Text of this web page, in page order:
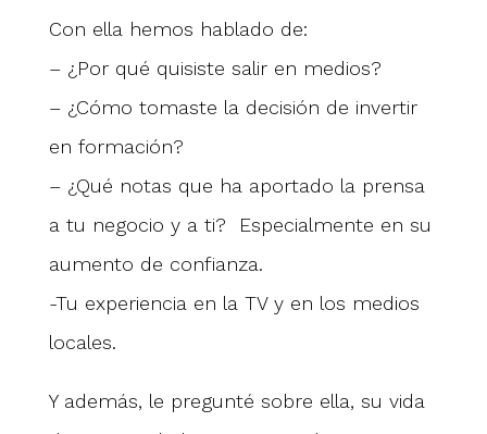
Con ella hemos hablado de:
– ¿Por qué quisiste salir en medios?
– ¿Cómo tomaste la decisión de invertir
en formación?
– ¿Qué notas que ha aportado la prensa
a tu negocio y a ti? Especialmente en su
aumento de confianza.
-Tu experiencia en la TV y en los medios
locales.
Y además, le pregunté sobre ella, su vida